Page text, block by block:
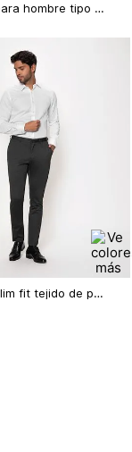
Pantalón para hombre tipo chino
Pantalón slim fit tejido de punto